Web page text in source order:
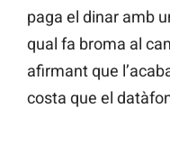
paga el dinar amb
qual fa broma al
afirmant que
costa que el